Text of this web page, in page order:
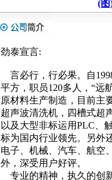
/%麻布超声波清洗机|
劲泰超声波(图)
围
超
劲泰宣言:
言必行，行必果。自
平方，职员120多人，“远
原材料生产制造，目前主
超声波清洗机，四槽式超
以及大型非标运用PLC、
标为国内行业领先。另外
电子、机械、汽车、航空
外，深受用户好评。
专业的精神，执久的创